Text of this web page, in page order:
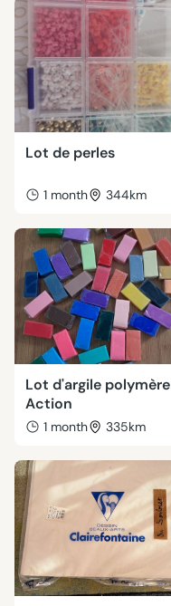
Lot de perles
1 month 344km
Lot d'argile polymère
Action
1 month 335km